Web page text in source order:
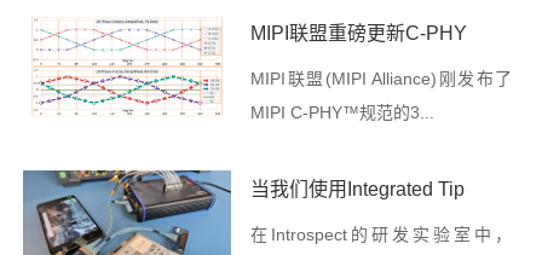
MIPI联盟重磅更新C-PHY
3.0，重构图像高速传输底层能
力
MIPI联盟(MIPI Alliance)刚发布了
MIPI C-PHY™规范的3...
当我们使用Integrated Tip
Interposer对智能型手机
在Introspect的研发实验室中，